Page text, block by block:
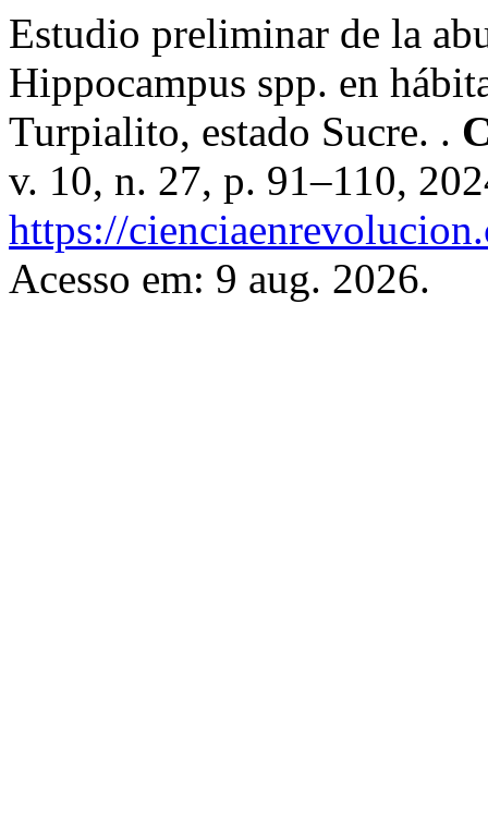
Estudio preliminar de la
Hippocampus spp. en
Turpialito, estado Sucre. .
v. 10, n. 27, p. 91–110,
https://
Acesso em: 9 aug. 2026.